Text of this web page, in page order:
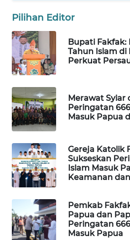
Pilihan Editor
Bupati Fakfak:
Tahun Islam
Perkuat
Merawat Syiar
Peringatan
Masuk Papua
Gereja Katolik
Sukseskan
Islam Masuk
Keamanan
Pemkab
Papua dan
Peringatan
Masuk Papua
MARTABAT
NET
PLN
WATCH
MKLI
LPKKI
LKKI
KOPEKLIN
PORTAL
KONSUMEN